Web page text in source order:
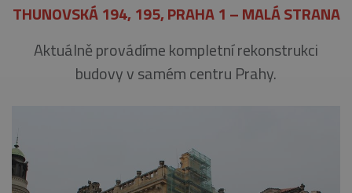
THUNOVSKÁ 194, 195, PRAHA 1 – MALÁ STRANA
Aktuálně provádíme kompletní rekonstrukci
budovy v samém centru Prahy.